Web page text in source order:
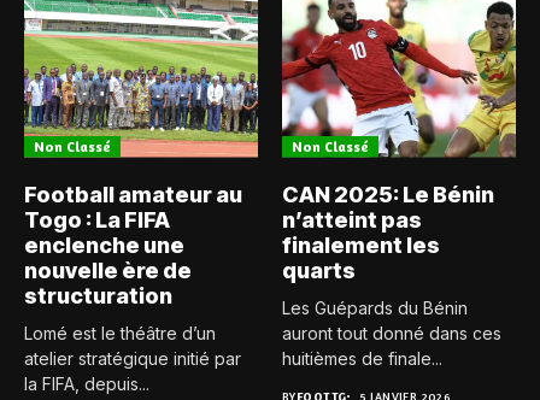
Non Classé
Football amateur au
Togo : La FIFA
enclenche une
nouvelle ère de
structuration
Lomé est le théâtre d’un
atelier stratégique initié par
la FIFA, depuis...
Non Classé
CAN 2025: Le Bénin
n’atteint pas
finalement les
quarts
Les Guépards du Bénin
auront tout donné dans ces
huitièmes de finale...
BYFOOT.TG 5 JANVIER 2026